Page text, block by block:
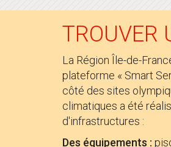
TROUVER
La Région Île-de-
plateforme « Smart
côté des sites
climatiques a été
d'infrastructures :
Des équipements :